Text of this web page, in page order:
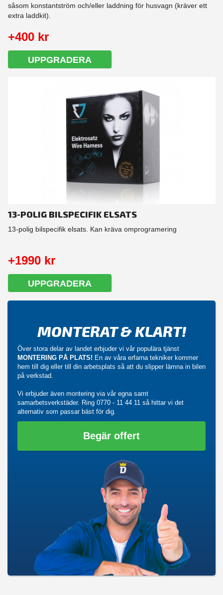
såsom konstantström och/eller laddning för husvagn (kräver ett
extra laddkit).
+400 kr
UPPGRADERA
13-POLIG BILSPECIFIK ELSATS
13-polig bilspecifik elsats. Kan kräva omprogramering
+1990 kr
UPPGRADERA
MONTERAT & KLART!
Över stora delar av landet erbjuder vi vår populära tjänst
MONTERING PÅ PLATS! En av våra erfarna tekniker kommer
hem till dig eller till din arbetsplats så att du slipper lämna in bilen
på verkstad.
Vi erbjuder även montering via vår egna samt
samarbetsverkstäder. Ring 0770 - 11 44 11 så hittar vi det
alternativ som passar bäst för dig.
Begär offert